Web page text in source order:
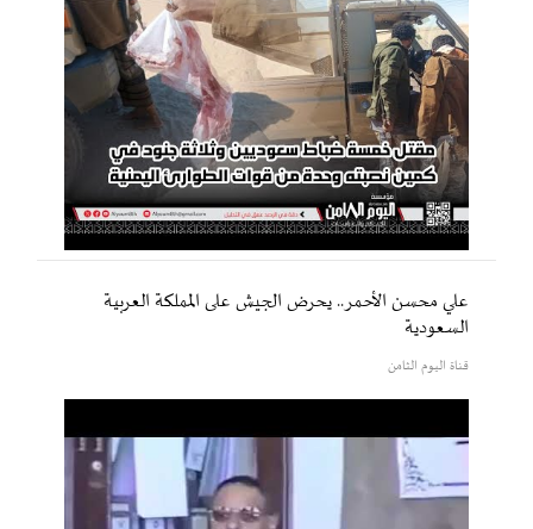
علي محسن الأحمر.. يحرض الجيش على المملكة العربية
السعودية
قناة اليوم الثامن